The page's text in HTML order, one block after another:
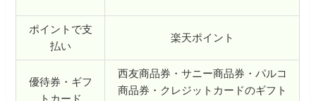
ポイントで支
払い
楽天ポイント
優待券・ギフ
トカード
西友商品券・サニー商品券・パルコ
商品券・クレジットカードのギフト